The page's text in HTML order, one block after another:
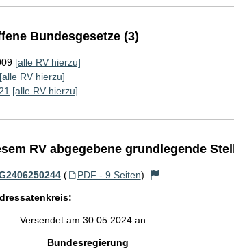
Bundesgesetze (3)
[alle RV hierzu]
[alle RV hierzu]
[alle RV hierzu]
RV abgegebene grundlegende
( PDF - 9 Seiten)
Versendet am 30.05.2024 an:
Bundesregierung